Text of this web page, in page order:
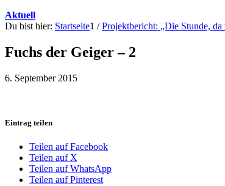
Aktuell
Du bist hier: Startseite1 / Projektbericht: „Die Stunde,
Fuchs der Geiger – 2
6. September 2015
Eintrag teilen
Teilen auf Facebook
Teilen auf X
Teilen auf WhatsApp
Teilen auf Pinterest